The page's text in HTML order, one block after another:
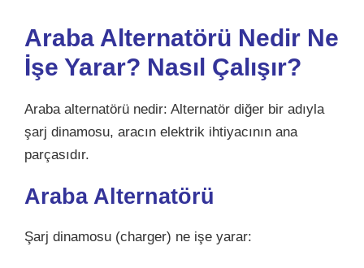
Araba Alternatörü Nedir Ne
İşe Yarar? Nasıl Çalışır?
Araba alternatörü nedir: Alternatör diğer bir adıyla
şarj dinamosu, aracın elektrik ihtiyacının ana
parçasıdır.
Araba Alternatörü
Şarj dinamosu (charger) ne işe yarar: